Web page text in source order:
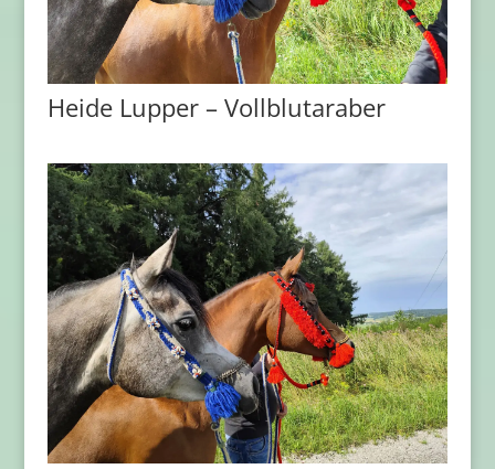
Heide Lupper – Vollblutaraber